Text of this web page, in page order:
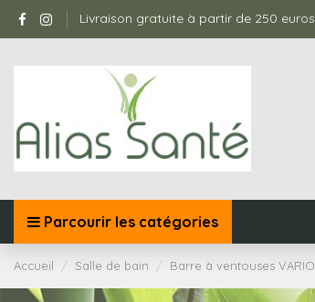
Livraison gratuite à partir de 250 euros
Parcourir les catégories
Accueil Salle de bain Barre à ventouses VARIO